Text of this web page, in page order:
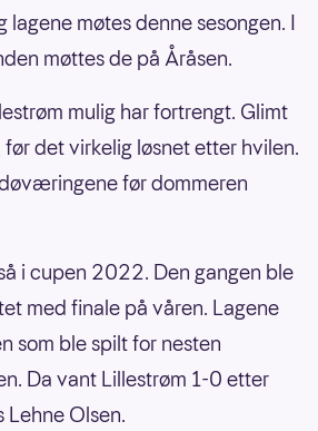
lagene møtes denne sesongen. I
møttes de på Åråsen.
mulig har fortrengt. Glimt
det virkelig løsnet etter hvilen.
før dommeren
i cupen 2022. Den gangen ble
med finale på våren. Lagene
som ble spilt for nesten
Da vant Lillestrøm 1-0 etter
Lehne Olsen.